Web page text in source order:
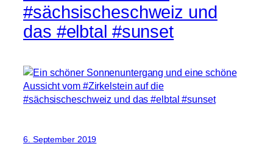
#sächsischeschweiz und
das #elbtal #sunset
6. September 2019